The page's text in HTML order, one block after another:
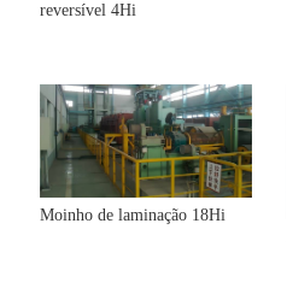
reversível 4Hi
Moinho de laminação 18Hi